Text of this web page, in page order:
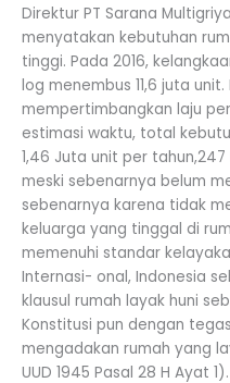
Direktur PT Sarana
menyatakan kebutuhan
tinggi. Pada 2016,
log menembus 11,6 juta
mempertimbangkan laju
estimasi waktu, total
1,46 Juta unit per
meski sebenarnya belum
sebenarnya karena tidak
keluarga yang tinggal di
memenuhi standar
Internasi- onal, Indonesia
klausul rumah layak huni
Konstitusi pun dengan
mengadakan rumah yang
UUD 1945 Pasal 28 H Ayat